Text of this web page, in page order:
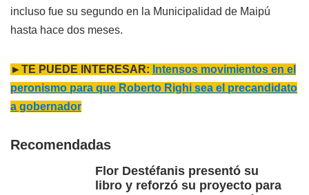
incluso fue su segundo en la Municipalidad de Maipú
hasta hace dos meses.
►TE PUEDE INTERESAR: Intensos movimientos en el
peronismo para que Roberto Righi sea el precandidato
a gobernador
Recomendadas
Flor Destéfanis presentó su
libro y reforzó su proyecto para